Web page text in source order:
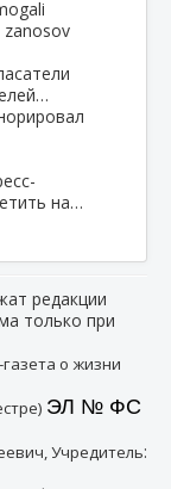
на…
редакции
только при
о жизни
ЭЛ № ФС
Учредитель: